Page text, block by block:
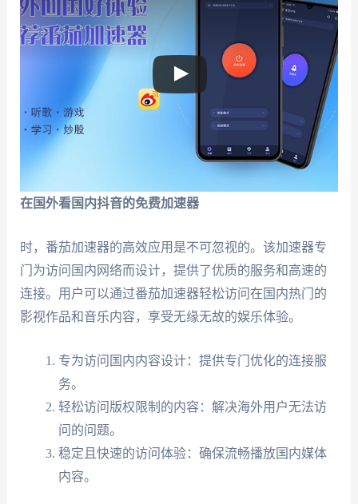
在国外看国内抖音的免费加速器
时，番茄加速器的高效应用是不可忽视的。该加速器专
门为访问国内网络而设计，提供了优质的服务和高速的
连接。用户可以通过番茄加速器轻松访问在国内热门的
影视作品和音乐内容，享受无缘无故的娱乐体验。
专为访问国内内容设计：提供专门优化的连接服
务。
轻松访问版权限制的内容：解决海外用户无法访
问的问题。
稳定且快速的访问体验：确保流畅播放国内媒体
内容。